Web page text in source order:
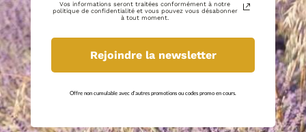
Vos informations seront traitées conformément à notre
politique de confidentialité et vous pouvez vous désabonner
à tout moment.
Rejoindre la newsletter
Offre non cumulable avec d'autres promotions ou codes promo en cours.